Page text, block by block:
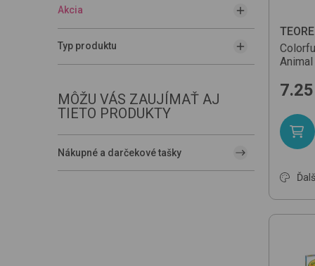
Akcia
Typ produktu
MÔŽU VÁS ZAUJÍMAŤ AJ
TIETO PRODUKTY
Nákupné a darčekové tašky
Animal
7.25